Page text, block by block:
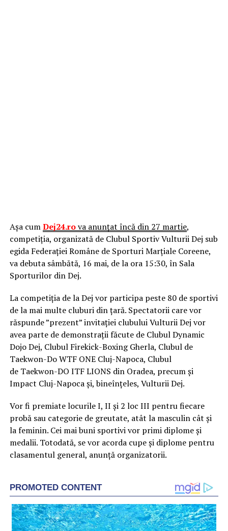
Așa cumDej24.rova anunțat încă din 27 martie,
competiția, organizată de Clubul Sportiv Vulturii Dej sub
egida Federației Române de Sporturi Marțiale Coreene,
va debuta sâmbătă, 16 mai, de la ora 15:30, în Sala
Sporturilor din Dej.
La competiția de la Dej vor participa peste 80 de sportivi
de la mai multe cluburi din țară. Spectatorii care vor
răspunde ”prezent” invitației clubului Vulturii Dej vor
avea parte de demonstrații făcute de Clubul Dynamic
Dojo Dej, Clubul Firekick-Boxing Gherla, Clubul de
Taekwon-Do WTF ONE Cluj-Napoca, Clubul
de Taekwon-DO ITF LIONS din Oradea, precum și
Impact Cluj-Napoca și, bineînțeles, Vulturii Dej.
Vor fi premiate locurile I, II și 2 loc III pentru fiecare
probă sau categorie de greutate, atât la masculin cât și
la feminin. Cei mai buni sportivi vor primi diplome și
medalii. Totodată, se vor acorda cupe și diplome pentru
clasamentul general, anunță organizatorii.